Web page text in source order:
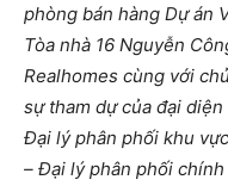
phòng bán hàng Dự án
Tòa nhà 16 Nguyễn
Realhomes cùng với
sự tham dự của đại
Đại lý phân phối khu
– Đại lý phân phối